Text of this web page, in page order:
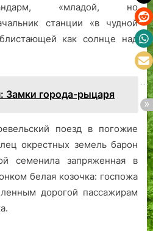
«младой, но
станции «в чудной
как солнце над
Замки города-рыцаря
поезд в погожие
окрестных земель барон
семенила запряженная в
белая козочка: госпожа
дорогой пассажирам